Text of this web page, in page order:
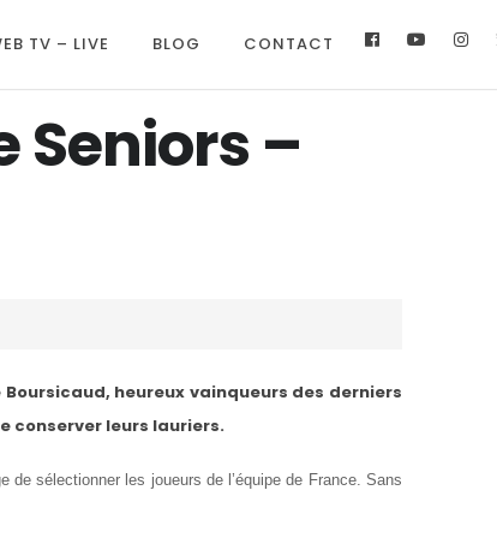
TV – LIVE BLOG CONTACT
–
heureux vainqueurs des derniers
conserver leurs lauriers.
sélectionner les joueurs de l’équipe de France. Sans